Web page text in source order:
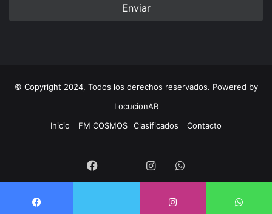
© Copyright 2024, Todos los derechos reservados. Powered by
LocucionAR
Inicio
FM COSMOS Clasificados Contacto
Facebook InstagramWhatsapp